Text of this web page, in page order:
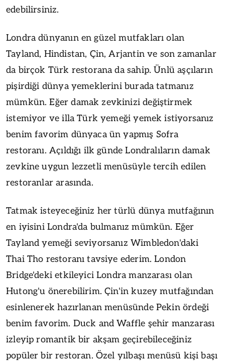
edebilirsiniz.
Londra dünyanın en güzel mutfakları olan
Tayland, Hindistan, Çin, Arjantin ve son zamanlar
da birçok Türk restorana da sahip. Ünlü aşçıların
pişirdiği dünya yemeklerini burada tatmanız
mümkün. Eğer damak zevkinizi değiştirmek
istemiyor ve illa Türk yemeği yemek istiyorsanız
benim favorim dünyaca ün yapmış Sofra
restoranı. Açıldığı ilk günde Londralıların damak
zevkine uygun lezzetli menüsüyle tercih edilen
restoranlar arasında.
Tatmak isteyeceğiniz her türlü dünya mutfağının
en iyisini Londra'da bulmanız mümkün. Eğer
Tayland yemeği seviyorsanız Wimbledon'daki
Thai Tho restoranı tavsiye ederim. London
Bridge'deki etkileyici Londra manzarası olan
Hutong'u önerebilirim. Çin'in kuzey mutfağından
esinlenerek hazırlanan menüsünde Pekin ördeği
benim favorim. Duck and Waffle şehir manzarası
izleyip romantik bir akşam geçirebileceğiniz
popüler bir restoran. Özel yılbaşı menüsü kişi başı